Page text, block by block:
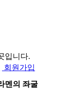
입니다.
회원가입
멘의 좌굴